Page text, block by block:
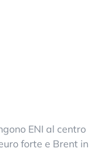
ENI al centro
forte e Brent in